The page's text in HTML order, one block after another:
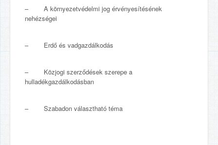
– A környezetvédelmi jog érvényesítésének
nehézségei
– Erdő és vadgazdálkodás
– Közjogi szerződések szerepe a
hulladékgazdálkodásban
– Szabadon választható téma